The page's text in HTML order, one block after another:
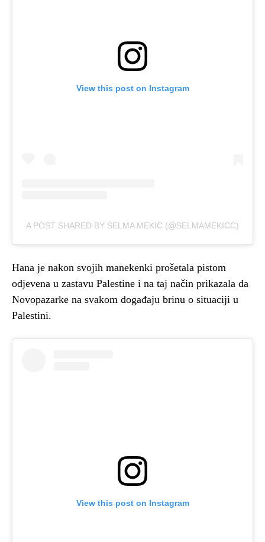
View this post on Instagram
A POST SHARED BY SELMA MEKIC (@SELMAMEKICC)
Hana je nakon svojih manekenki prošetala pistom
odjevena u zastavu Palestine i na taj način prikazala da
Novopazarke na svakom događaju brinu o situaciji u
Palestini.
View this post on Instagram